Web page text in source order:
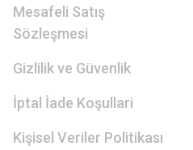
Mesafeli Satış
Sözleşmesi
Gizlilik ve Güvenlik
İptal İade Koşullari
Kişisel Veriler Politikası